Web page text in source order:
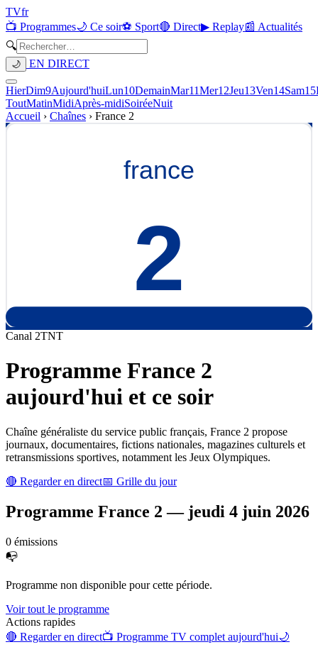
TVfr
📺 Programmes🌙 Ce soir⚽ Sport🔴 Direct▶ Replay📰 Actualités
🔍
🌙 EN DIRECT
HierDim9Aujourd'huiLun10DemainMar11Mer12Jeu13Ven14Sam15
ToutMatinMidiAprès-midiSoiréeNuit
Accueil › Chaînes › France 2
Canal 2TNT
Programme France 2
aujourd'hui et ce soir
Chaîne généraliste du service public français, France 2 propose
journaux, documentaires, fictions nationales, magazines culturels et
retransmissions sportives, notamment les Jeux Olympiques.
🔴 Regarder en direct📅 Grille du jour
Programme France 2 — jeudi 4 juin 2026
0 émissions
📭
Programme non disponible pour cette période.
Voir tout le programme
Actions rapides
🔴 Regarder en direct📺 Programme TV complet aujourd'hui🌙